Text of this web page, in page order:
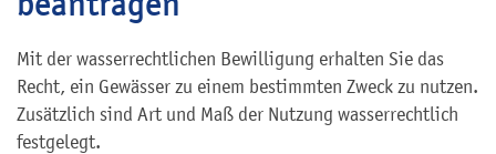
Mit der wasserrechtlichen Bewilligung erhalten Sie das
Recht, ein Gewässer zu einem bestimmten Zweck zu nutzen.
Zusätzlich sind Art und Maß der Nutzung wasserrechtlich
festgelegt.